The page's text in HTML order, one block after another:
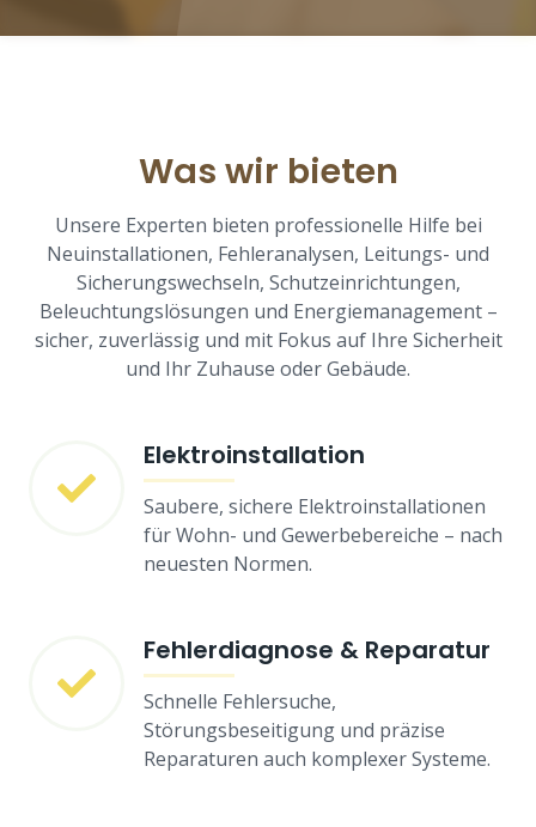
Was wir bieten
Unsere Experten bieten professionelle Hilfe bei
Neuinstallationen, Fehleranalysen, Leitungs- und
Sicherungswechseln, Schutzeinrichtungen,
Beleuchtungslösungen und Energiemanagement –
sicher, zuverlässig und mit Fokus auf Ihre Sicherheit
und Ihr Zuhause oder Gebäude.
Elektroinstallation
Saubere, sichere Elektroinstallationen
für Wohn- und Gewerbebereiche – nach
neuesten Normen.
Fehlerdiagnose & Reparatur
Schnelle Fehlersuche,
Störungsbeseitigung und präzise
Reparaturen auch komplexer Systeme.